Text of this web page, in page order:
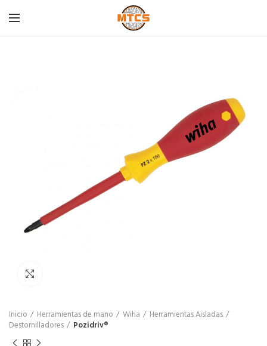
Inicio Herramientas de mano Wiha
Herramientas Aisladas
Destornilladores
Pozidriv®